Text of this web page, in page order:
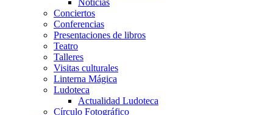
Noticias
Conciertos
Conferencias
Presentaciones de libros
Teatro
Talleres
Visitas culturales
Linterna Mágica
Ludoteca
Actualidad Ludoteca
Círculo Fotográfico